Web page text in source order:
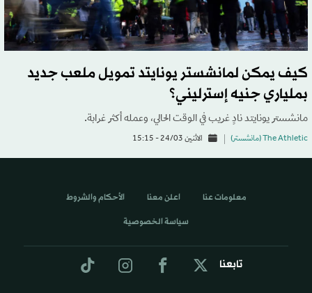
كيف يمكن لمانشستر يونايتد تمويل ملعب جديد
بملياري جنيه إسترليني؟
مانشستر يونايتد نادٍ غريب في الوقت الحالي، وعمله أكثر غرابة.
The Athletic (مانشستر) الاثنين 24/03 - 15:15
تابعنا
معلومات عنا اعلن معنا الأحكام والشروط
سياسة الخصوصية